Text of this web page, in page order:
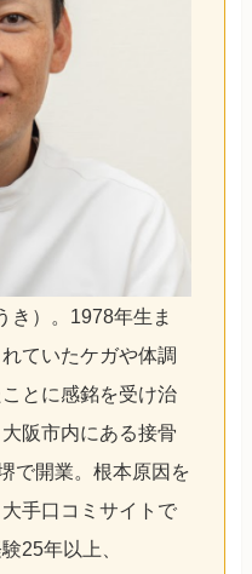
き）。1978年生ま
ていたケガや体調
とに感銘を受け治
阪市内にある接骨
で開業。根本原因を
手口コミサイトで
25年以上、